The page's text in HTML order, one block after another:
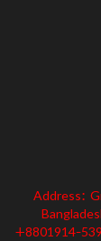
Address:
+8801914-